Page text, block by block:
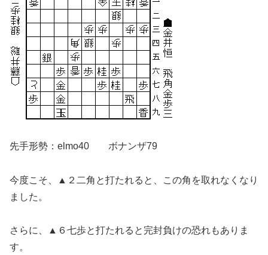
先手形勢：elmo40 ボナンザ79
今度こそ、▲２二角と打たれると、この角を取れなくなり
ました。
さらに、▲６七歩と打たれると完封負けの恐れもありま
す。